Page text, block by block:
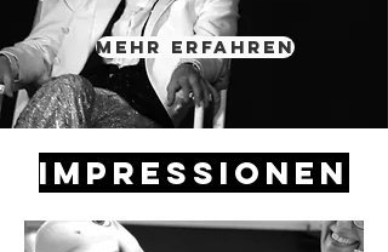
Mehr erfahren
Impressionen